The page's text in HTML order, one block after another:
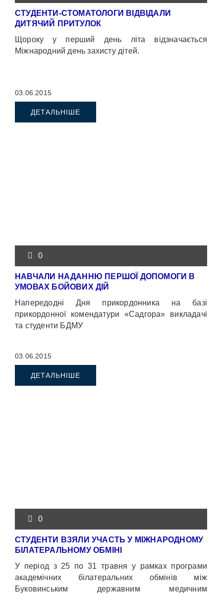
СТУДЕНТИ-СТОМАТОЛОГИ ВІДВІДАЛИ
ДИТЯЧИЙ ПРИТУЛОК
Щороку у перший день літа відзначається
Міжнародний день захисту дітей.
03.06.2015
ДЕТАЛЬНІШЕ
0
НАВЧАЛИ НАДАННЮ ПЕРШОЇ ДОПОМОГИ В
УМОВАХ БОЙОВИХ ДІЙ
Напередодні Дня прикордонника на базі
прикордонної комендатури «Садгора» викладачі
та студенти БДМУ
03.06.2015
ДЕТАЛЬНІШЕ
0
СТУДЕНТИ ВЗЯЛИ УЧАСТЬ У МІЖНАРОДНОМУ
БІЛАТЕРАЛЬНОМУ ОБМІНІ
У період з 25 по 31 травня у рамках програми
академічних білатеральних обмінів між
Буковинським державним медичним